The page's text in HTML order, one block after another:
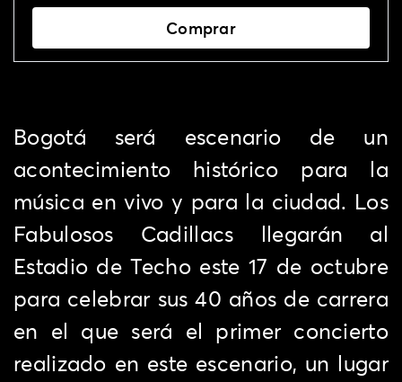
Comprar
Bogotá será escenario de un
acontecimiento histórico para la
música en vivo y para la ciudad. Los
Fabulosos Cadillacs llegarán al
Estadio de Techo este 17 de octubre
para celebrar sus 40 años de carrera
en el que será el primer concierto
realizado en este escenario, un lugar